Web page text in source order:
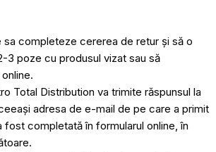
sa completeze cererea de retur și să o
3 poze cu produsul vizat sau să
Total Distribution va trimite răspunsul la
adresa de e-mail de pe care a primit
fost completată în formularul online, în